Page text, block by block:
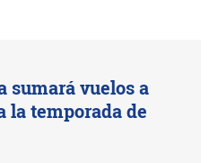
sumará vuelos a
la temporada de